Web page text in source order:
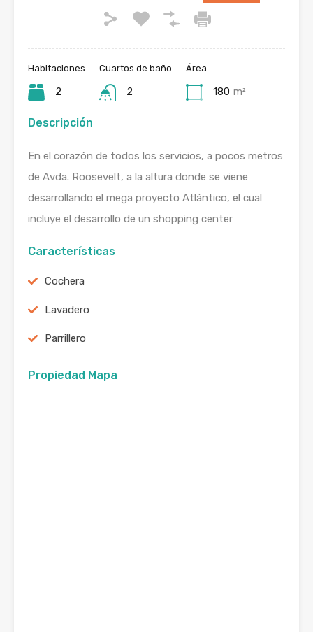
Habitaciones
2
Cuartos de baño
2
Área
180 m²
Descripción
En el corazón de todos los servicios, a pocos metros
de Avda. Roosevelt, a la altura donde se viene
desarrollando el mega proyecto Atlántico, el cual
incluye el desarrollo de un shopping center
Características
Cochera
Lavadero
Parrillero
Propiedad Mapa